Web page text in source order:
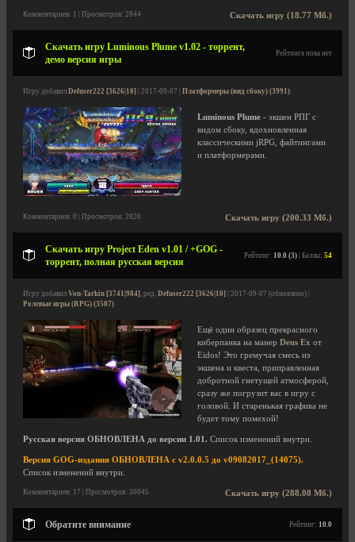
Скачать игру (18.77 Мб.)
Комментариев: 1 | Просмотров: 2844
Скачать игру Luminous Plume v1.02 - торрент,
демо версия игры
Рейтинга пока нет
Игру добавил Defuser222 [3626|10] | 2017-09-07 | Платформеры (вид сбоку) (3991)
Luminous Plume - экшен РПГ с
видом сбоку, вдохновленная
классическими jRPG, файтингами
и платформерами.
Скачать игру (200.33 Мб.)
Комментариев: 0 | Просмотров: 2820
Скачать игру Project Eden v1.01 / +GOG -
торрент, полная русская версия
Рейтинг: 10.0 (3) | Баллы: 54
Игру добавил Von-Tarkin [3741|984], ред. Defuser222 [3626|10] | 2017-09-07 (обновлено) |
Ролевые игры (RPG) (3507)
Ещё один образец прекрасного
киберпанка на манер Deus Ex от
Eidos! Это гремучая смесь из
экшена и квеста, приправленная
добротной гнетущей атмосферой,
сразу же погрузит вас в игру с
головой. И старенькая графика не
будет тому помехой!
Русская версия ОБНОВЛЕНА до версии 1.01. Список изменений внутри.
Версия GOG-издания ОБНОВЛЕНА с v2.0.0.5 до v09082017_(14075).
Список изменений внутри.
Скачать игру (288.08 Мб.)
Комментариев: 17 | Просмотров: 30045
Обратите внимание Рейтинг: 10.0